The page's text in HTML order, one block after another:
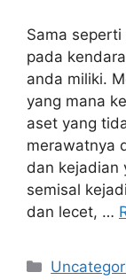
Sama
pada
anda miliki.
yang mana
aset yang
merawatnya
dan kejadian
semisal
dan lecet, …
Kategori